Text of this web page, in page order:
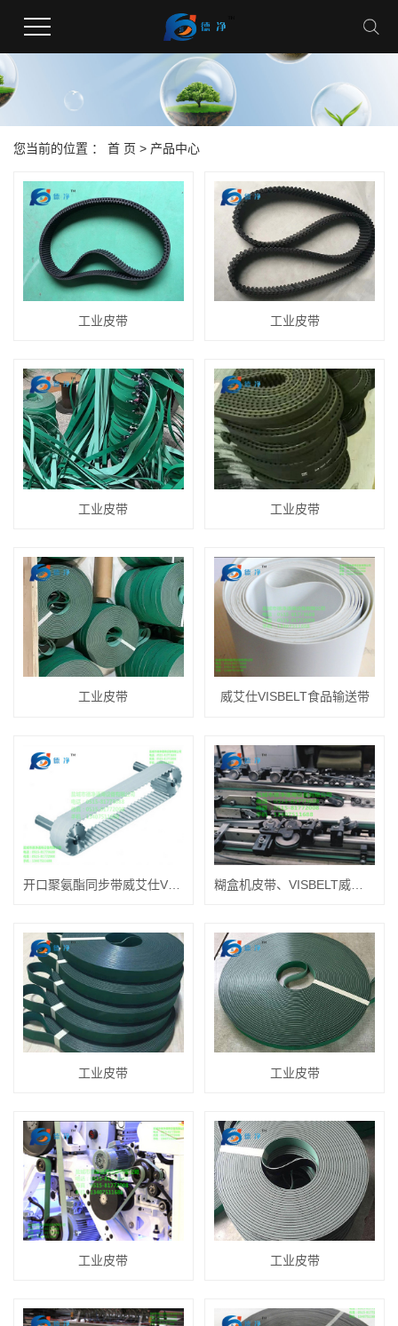
您当前的位置 ： 首 页 > 产品中心
工业皮带 工业皮带
工业皮带 工业皮带
工业皮带 威艾仕VISBELT食品输送带
工业皮带 工业皮带
工业皮带 工业皮带